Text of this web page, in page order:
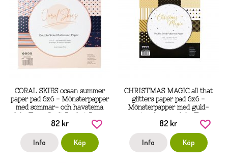
CORAL SKIES ocean summer
paper pad 6x6 - Mönsterpapper
med sommar- och havstema
Pad 15x15 cm
82 kr
Info Köp
CHRISTMAS MAGIC all that
glitters paper pad 6x6 -
Mönsterpapper med guld-
Craft Perfect 15x15 cm
82 kr
Info Köp